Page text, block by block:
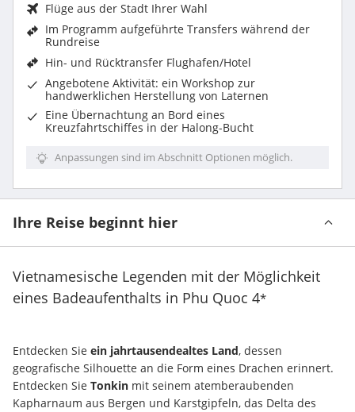
Flüge aus der Stadt Ihrer Wahl
Im Programm aufgeführte Transfers während der
Rundreise
Hin- und Rücktransfer Flughafen/Hotel
Angebotene Aktivität: ein Workshop zur
handwerklichen Herstellung von Laternen
Eine Übernachtung an Bord eines
Kreuzfahrtschiffes in der Halong-Bucht
Anpassungen sind im Abschnitt Optionen möglich.
Ihre Reise beginnt hier
Vietnamesische Legenden mit der Möglichkeit
eines Badeaufenthalts in Phu Quoc 4*
Entdecken Sie ein jahrtausendealtes Land, dessen
geografische Silhouette an die Form eines Drachen erinnert.
Entdecken Sie Tonkin mit seinem atemberaubenden